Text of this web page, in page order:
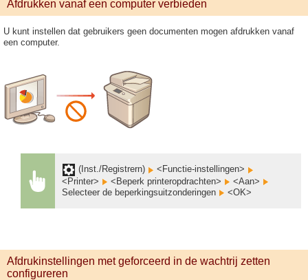
Afdrukken vanaf een computer verbieden
U kunt instellen dat gebruikers geen documenten mogen afdrukken vanaf
een computer.
(Inst./Registrern)
<Functie-instellingen>
<Printer>
<Beperk printeropdrachten>
<Aan>
Selecteer de beperkingsuitzonderingen
<OK>
Afdrukinstellingen met geforceerd in de wachtrij zetten
configureren